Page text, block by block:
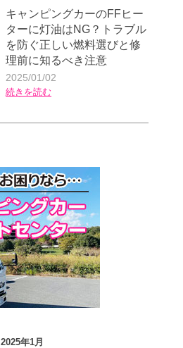
キャンピングカーのFFヒー
ターに灯油はNG？トラブル
を防ぐ正しい燃料選びと修
理前に知るべき注意
2025/01/02
続きを読む
2025年1月